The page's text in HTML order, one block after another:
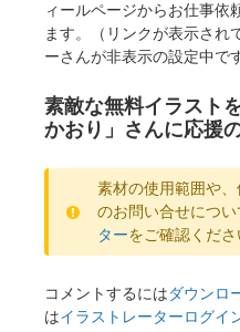
ィールページからお仕事依
ます。（リンクが表示され
ーさんが非表示の設定中で
素敵な無料イラスト
かおり」さんに応援
素材の使用範囲や
のお問い合せにつ
ターをご確認くださ
コメントするにはダウンロ
はイラストレーターログイ